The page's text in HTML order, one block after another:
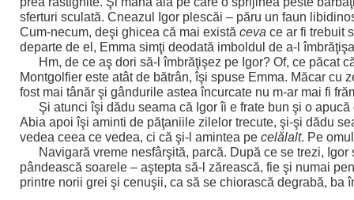
sferturi sculată. Cneazul Igor plescăi – păru un faun
Cum-necum, deşi ghicea că mai există ceva ce ar fi trebuit
departe de el, Emma simţi deodată imboldul de a-l
Hm, de ce aş dori să-l îmbrăţişez pe Igor? Of, ce păcat
Montgolfier este atât de bătrân, îşi spuse Emma. Măcar cu
fost mai tânăr şi gândurile astea încurcate nu m-ar mai fi
Şi atunci îşi dădu seama că Igor îi e frate bun şi o apucă
Abia apoi îşi aminti de păţaniile zilelor trecute, şi-şi dădu
vedea ceea ce vedea, ci că şi-l amintea pe celălalt. Pe
Navigară vreme nesfârşită, parcă. După ce se trezi, Igor
pândească soarele – aştepta să-l zărească, fie şi numai
printre norii grei şi cenuşii, ca să se chiorască degrabă, ba